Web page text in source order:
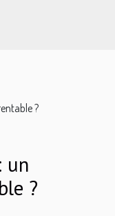
?
un
?